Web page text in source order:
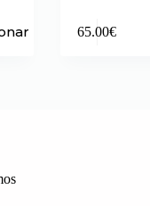
65.00€